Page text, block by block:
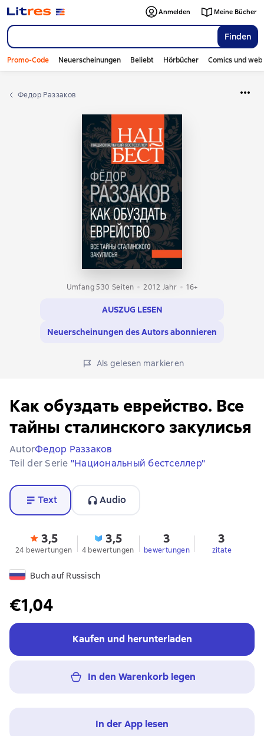
Finden
Anmelden Meine Bücher
Promo-Code Neuerscheinungen Beliebt Hörbücher Comics und
Федор Раззаков
Umfang 530 Seiten 2012 Jahr 16+
AUSZUG LESEN
Neuerscheinungen des Autors abonnieren
Als gelesen markieren
Как обуздать еврейство. Все
тайны сталинского закулисья
AutorФедор Раззаков
Teil der Serie "Национальный бестселлер"
Text Audio
3,5
24 bewertungen
3,5
4 bewertungen
3
bewertungen
3
zitate
Buch auf Russisch
€1,04
Kaufen und herunterladen
In den Warenkorb legen
In der App lesen